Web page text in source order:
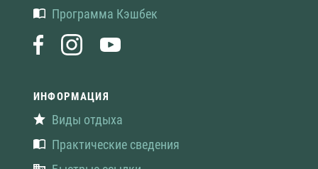
Программа Кэшбек
ИНФОРМАЦИЯ
Виды отдыха
Практические сведения